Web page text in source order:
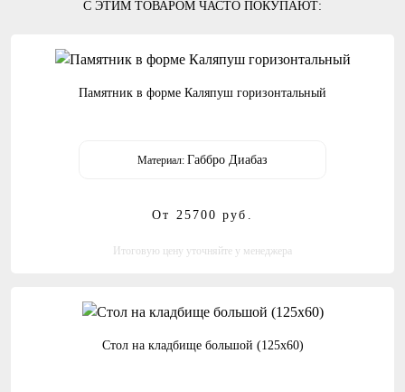
С ЭТИМ ТОВАРОМ ЧАСТО ПОКУПАЮТ:
Памятник в форме Каляпуш горизонтальный
Материал: Габбро Диабаз
От 25700 руб.
Итоговую цену уточняйте у менеджера
Стол на кладбище большой (125х60)